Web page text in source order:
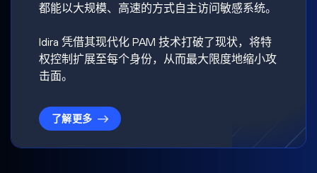
都能以大规模、高速的方式自主访问敏感系统。
Idira 凭借其现代化 PAM 技术打破了现状，将特
权控制扩展至每个身份，从而最大限度地缩小攻
击面。
了解更多